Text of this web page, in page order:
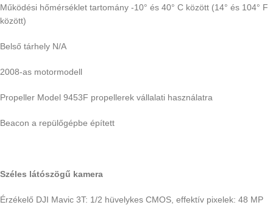
Működési hőmérséklet tartomány -10° és 40° C között (14° és 104° F
között)
Belső tárhely N/A
2008-as motormodell
Propeller Model 9453F propellerek vállalati használatra
Beacon a repülőgépbe épített
Széles látószögű kamera
Érzékelő DJI Mavic 3T: 1/2 hüvelykes CMOS, effektív pixelek: 48 MP